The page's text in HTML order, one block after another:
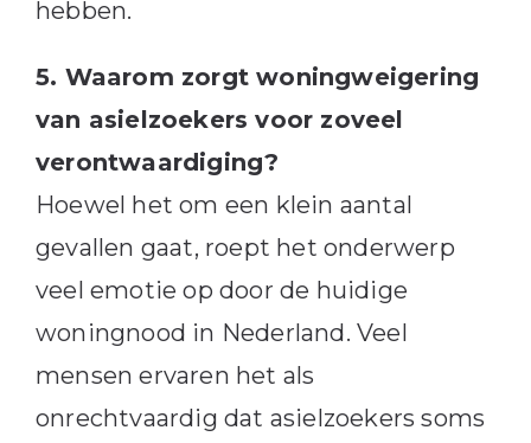
hebben.
5. Waarom zorgt woningweigering
van asielzoekers voor zoveel
verontwaardiging?
Hoewel het om een klein aantal
gevallen gaat, roept het onderwerp
veel emotie op door de huidige
woningnood in Nederland. Veel
mensen ervaren het als
onrechtvaardig dat asielzoekers soms